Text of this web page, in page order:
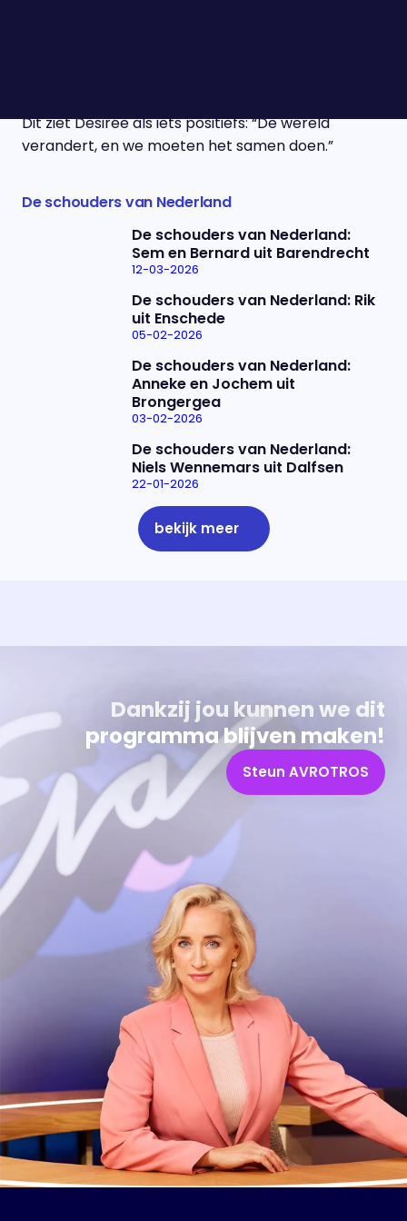
Dit ziet Desirée als iets positiefs: “De wereld
verandert, en we moeten het samen doen.”
De schouders van Nederland
De schouders van Nederland:
Sem en Bernard uit Barendrecht
12-03-2026
De schouders van Nederland: Rik
uit Enschede
05-02-2026
De schouders van Nederland:
Anneke en Jochem uit
Brongergea
03-02-2026
De schouders van Nederland:
Niels Wennemars uit Dalfsen
22-01-2026
bekijk meer
Dankzij jou kunnen we dit
programma blijven maken!
Steun AVROTROS